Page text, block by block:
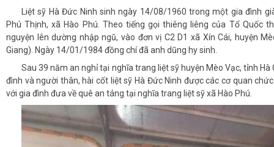
Liệt sỹ Hà Đức Ninh sinh ngày 14/08/1960 trong một gia đình
Phú Thịnh, xã Hào Phú. Theo tiếng gọi thiêng liêng của Tổ Quốc
nguyện lên dường nhập ngũ, vào đơn vị C2 D1 xã Xín Cái, huyện
Giang). Ngày 14/01/1984đồng chí đã anh dũng hy sinh.
Sau 39 năm an nghỉ tại nghĩa trang liệt sỹ huyện Mèo Vạc, tỉnh
đình và người thân, hài cốt liệt sỹ Hà Đức Ninh được các cơ quan
với gia đình đưa về quê an táng tại nghĩa trang liệt sỹ xã Hào Phú.